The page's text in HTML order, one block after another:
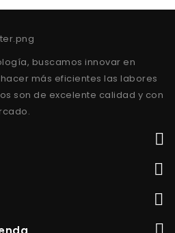
buscamos innovar en
más eficientes las labores
son de excelente calidad y con